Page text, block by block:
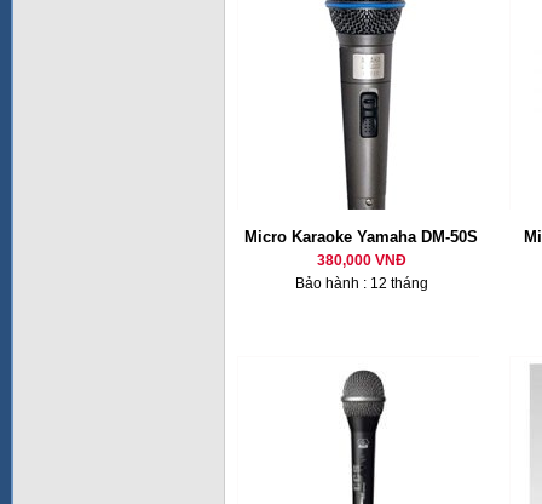
Micro Karaoke Yamaha DM-50S
380,000 VNĐ
Bảo hành : 12 tháng